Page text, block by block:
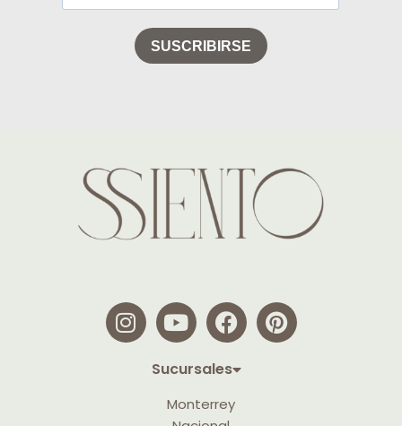
Sucursales
Monterrey